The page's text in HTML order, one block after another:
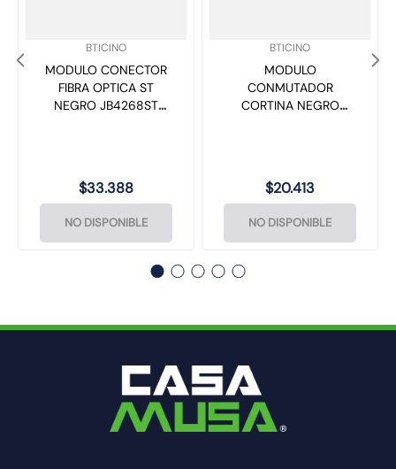
BTICINO
MODULO CONECTOR
FIBRA OPTICA ST
NEGRO JB4268ST
$33.388
NO DISPONIBLE
BTICINO
MODULO
CONMUTADOR
CORTINA NEGRO
$20.413
NO DISPONIBLE